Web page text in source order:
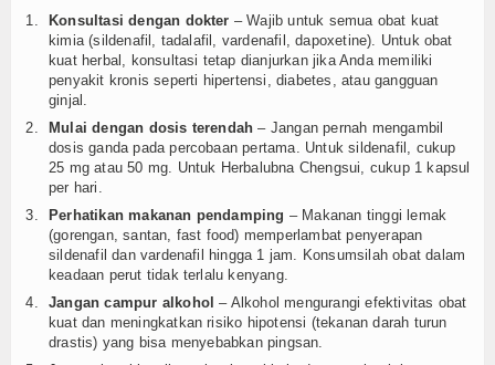
Konsultasi dengan dokter – Wajib untuk semua obat kuat
kimia (sildenafil, tadalafil, vardenafil, dapoxetine). Untuk obat
kuat herbal, konsultasi tetap dianjurkan jika Anda memiliki
penyakit kronis seperti hipertensi, diabetes, atau gangguan
ginjal.
Mulai dengan dosis terendah – Jangan pernah mengambil
dosis ganda pada percobaan pertama. Untuk sildenafil, cukup
25 mg atau 50 mg. Untuk Herbalubna Chengsui, cukup 1 kapsul
per hari.
Perhatikan makanan pendamping – Makanan tinggi lemak
(gorengan, santan, fast food) memperlambat penyerapan
sildenafil dan vardenafil hingga 1 jam. Konsumsilah obat dalam
keadaan perut tidak terlalu kenyang.
Jangan campur alkohol – Alkohol mengurangi efektivitas obat
kuat dan meningkatkan risiko hipotensi (tekanan darah turun
drastis) yang bisa menyebabkan pingsan.